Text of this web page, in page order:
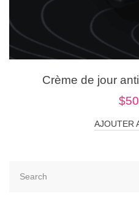
Crème de jour
$
AJOUTER